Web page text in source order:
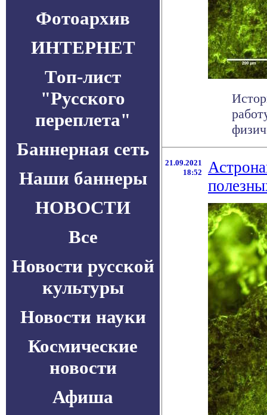
Фотоархив
ИНТЕРНЕТ
Топ-лист
"Русского
переплета"
Баннерная сеть
Наши баннеры
НОВОСТИ
Все
Новости русской
культуры
Новости науки
Космические
новости
Афиша
21.09.2021
18:52